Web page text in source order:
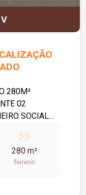
SOCIAL
PARA 02
280 m²
Terreno